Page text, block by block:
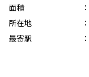
面積 ：
所在地
：
最寄駅
：